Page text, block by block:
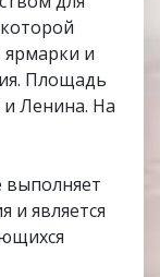
ярмарки и
Площадь
и Ленина. На
выполняет
и является